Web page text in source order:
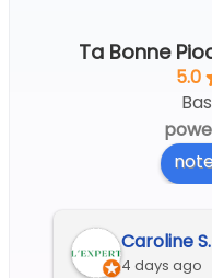
Ta Bonne
5.0
Regine G.
6 days ago